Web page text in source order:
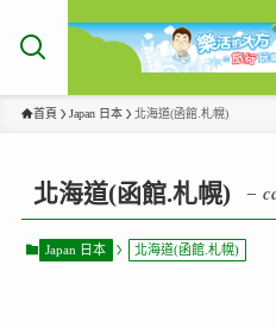
首頁 Japan 日本 北海道(函館.札幌)
北海道(函館.札幌) –
Japan 日本 北海道(函館.札幌)